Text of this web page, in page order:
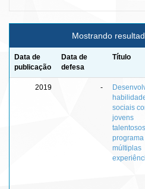
Mostrando
Data de
publicação
Data de
defesa
Título
2019 -
sociais
jovens
programa
múltiplas